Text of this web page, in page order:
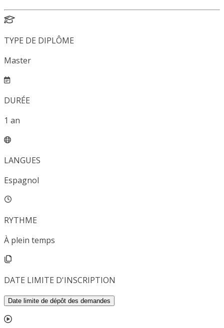
TYPE DE DIPLÔME
Master
DURÉE
1 an
LANGUES
Espagnol
RYTHME
À plein temps
DATE LIMITE D'INSCRIPTION
Date limite de dépôt des demandes